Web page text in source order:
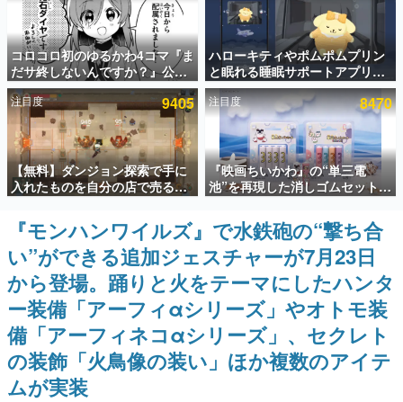
ゲームの企画書
名作ゲームクリエイターの方々に製作時のエピソードをお
聞きし、ヒットする企画（ゲーム）とは何か？を探ってい
きます。
赫本
この物語を解いてはいけない。『赫本』は、〈試験問題〉
の形をした短編ホラー小説集です。
新世代に訊く
これからのデジタルゲーム市場を担う若きクリエイター達
の姿を追い、彼らのルーツと情熱を探っていきます。
ゲーム世代の作家たち
ゲームに多大な影響を受けた作家さんに取材し、ゲームが
日本のコンテンツ産業やカルチャーに与えた影響を探る企
画です。
日本モバイルゲーム産業史
日本のモバイルゲーム史における主要なトピック・タイト
ルを網羅するほか、開発者へのインタビューや識者による
解説を掲載。約20年の歴史が一望できる決定版！
コロコロ初のゆるかわ4コマ『ま
だサ終しないんですか？』公開
スタート。主人公は新入社員の
侘石ダイヤ、ゲーム会社を舞台
にトラブルへ対応する社員たち
を描く
ハローキティやポムポムプリン
と眠れる睡眠サポートアプリ
『ゆめたび』が配信中。キャラ
ごとのASMRや目覚ましアラー
ムも搭載
注目度 9405
【無料】ダンジョン探索で手に
入れたものを自分の店で売るゲ
ーム『Moonlighter』がSteam
にて無料配布中！続編
『Moonlighter 2』の9月2日正
式リリースを記念したキャンペ
ーン
注目度 8470
『映画ちいかわ』の“単三電
池”を再現した消しゴムセットが
8月7日より発売決定。公式は
「在ったものを 消しながら いつ
かなくなる 永遠のいのち」と紹
介
『モンハンワイルズ』で水鉄砲の“撃ち合
い”ができる追加ジェスチャーが7月23日
から登場。踊りと火をテーマにしたハンタ
ー装備「アーフィαシリーズ」やオトモ装
備「アーフィネコαシリーズ」、セクレト
の装飾「火鳥像の装い」ほか複数のアイテ
ムが実装